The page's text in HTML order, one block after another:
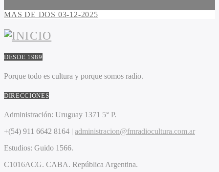
MAS DE DOS 03-12-2025
DESDE 1989
Porque todo es cultura y porque somos radio.
DIRECCIONES
Administración: Uruguay 1371 5° P.
+(54) 911 6642 8164 | administracion@fmradiocultura.com.ar
Estudios: Guido 1566.
C1016ACG. CABA. República Argentina.